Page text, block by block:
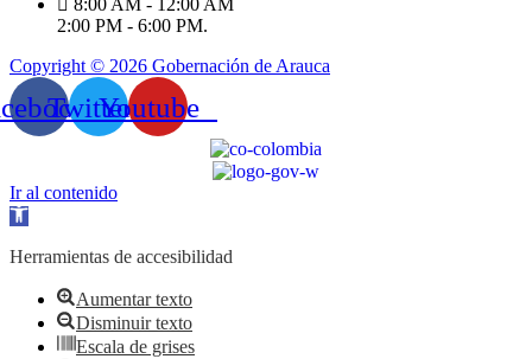
8:00 AM - 12:00 AM
2:00 PM - 6:00 PM.
Copyright © 2026 Gobernación de Arauca
TwitterYoutube
Ir al contenido
Abrir
de
Herramientas de accesibilidad
Aumentar texto
Disminuir texto
Escala de grises